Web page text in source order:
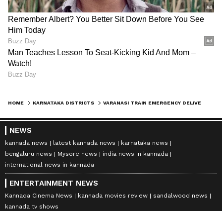
HOME KARNATAKA DISTRICTS
NEWS
kannada news latest kannada news
karnataka news
bengaluru news
Mysore news
india news in kannada
international news in kannada
ENTERTAINMENT NEWS
Kannada Cinema News kannada movies review
sandalwood news
kannada tv shows